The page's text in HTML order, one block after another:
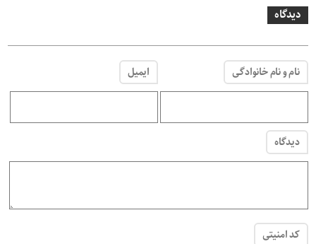
دیدگاه
نام و نام خانوادگی ایمیل
دیدگاه
کد امنیتی